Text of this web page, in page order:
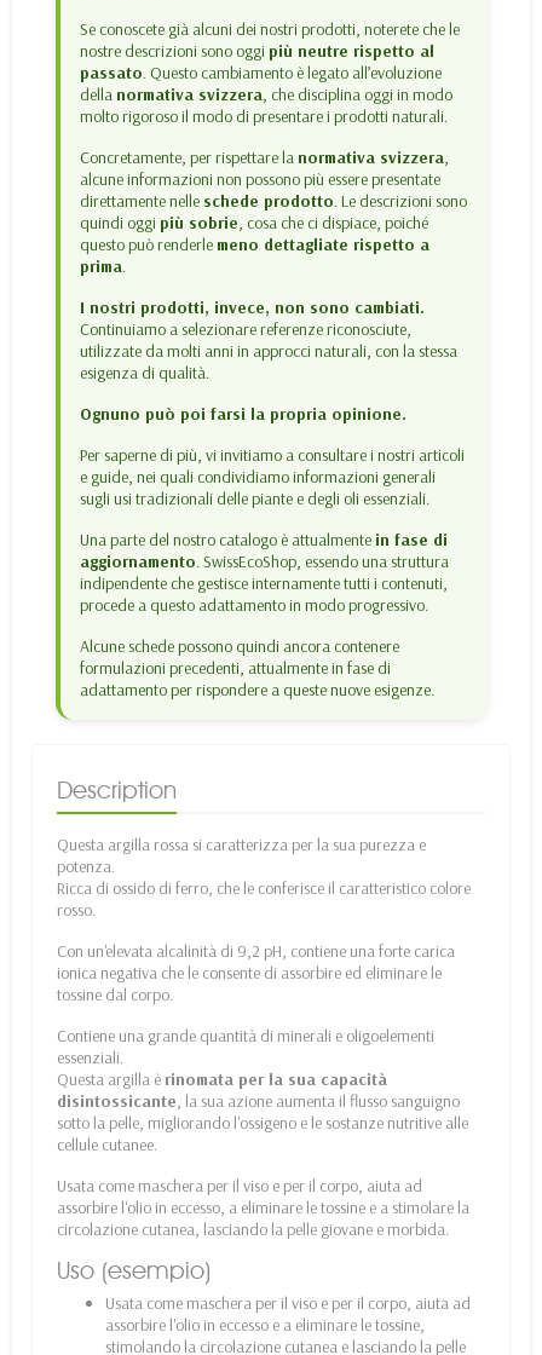
Se conoscete già alcuni dei nostri prodotti, noterete che le
nostre descrizioni sono oggi più neutre rispetto al
passato. Questo cambiamento è legato all’evoluzione
della normativa svizzera, che disciplina oggi in modo
molto rigoroso il modo di presentare i prodotti naturali.
Concretamente, per rispettare la normativa svizzera,
alcune informazioni non possono più essere presentate
direttamente nelle schede prodotto. Le descrizioni sono
quindi oggi più sobrie, cosa che ci dispiace, poiché
questo può renderle meno dettagliate rispetto a
prima.
I nostri prodotti, invece, non sono cambiati.
Continuiamo a selezionare referenze riconosciute,
utilizzate da molti anni in approcci naturali, con la stessa
esigenza di qualità.
Ognuno può poi farsi la propria opinione.
Per saperne di più, vi invitiamo a consultare i nostri articoli
e guide, nei quali condividiamo informazioni generali
sugli usi tradizionali delle piante e degli oli essenziali.
Una parte del nostro catalogo è attualmente in fase di
aggiornamento. SwissEcoShop, essendo una struttura
indipendente che gestisce internamente tutti i contenuti,
procede a questo adattamento in modo progressivo.
Alcune schede possono quindi ancora contenere
formulazioni precedenti, attualmente in fase di
adattamento per rispondere a queste nuove esigenze.
Description
Questa argilla rossa si caratterizza per la sua purezza e
potenza.
Ricca di ossido di ferro, che le conferisce il caratteristico colore
rosso.
Con un'elevata alcalinità di 9,2 pH, contiene una forte carica
ionica negativa che le consente di assorbire ed eliminare le
tossine dal corpo.
Contiene una grande quantità di minerali e oligoelementi
essenziali.
Questa argilla è rinomata per la sua capacità
disintossicante, la sua azione aumenta il flusso sanguigno
sotto la pelle, migliorando l'ossigeno e le sostanze nutritive alle
cellule cutanee.
Usata come maschera per il viso e per il corpo, aiuta ad
assorbire l'olio in eccesso, a eliminare le tossine e a stimolare la
circolazione cutanea, lasciando la pelle giovane e morbida.
Uso (esempio)
Usata come maschera per il viso e per il corpo, aiuta ad
assorbire l'olio in eccesso e a eliminare le tossine,
stimolando la circolazione cutanea e lasciando la pelle